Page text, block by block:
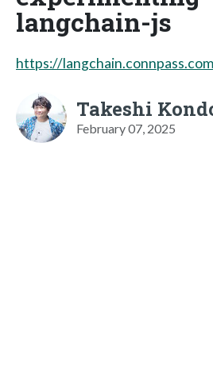
langchain-js
https://
Takeshi
February 07, 2025